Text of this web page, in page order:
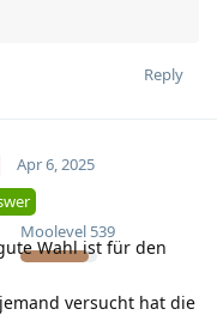
Reply
Moolevel 539
Apr 6, 2025
Wahl ist für den
versucht hat die